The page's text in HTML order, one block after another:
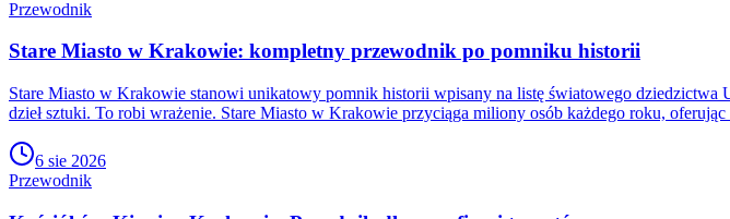
Przewodnik
Stare Miasto w Krakowie: kompletny przewodnik po pomniku historii
Stare Miasto w Krakowie stanowi unikatowy pomnik historii wpisany na listę światowego
dzieł sztuki. To robi wrażenie. Stare Miasto w Krakowie przyciąga miliony osób każdego roku, oferując
6 sie 2026
Przewodnik